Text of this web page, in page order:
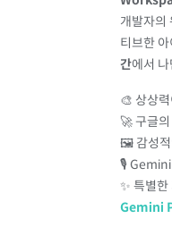
개발자의
티브한
간에서 나
🎨 상상
🚀 구글
🖼 감성적
🎙 Gemini
✨ 특별한
Gemini